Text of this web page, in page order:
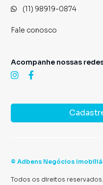
(11) 98919-0874
Fale conosco
Acompanhe nossas
© Adbens Negócios
Todos os direitos reservados.